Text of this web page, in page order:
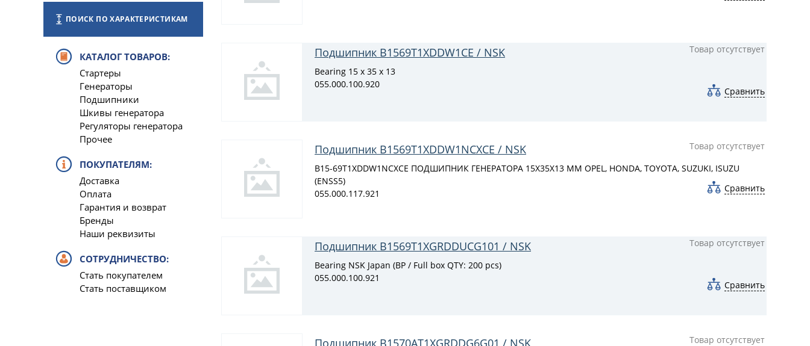
ПОИСК ПО ХАРАКТЕРИСТИКАМ
КАТАЛОГ ТОВАРОВ:
Стартеры
Генераторы
Подшипники
Шкивы генератора
Регуляторы генератора
Прочее
ПОКУПАТЕЛЯМ:
Доставка
Оплата
Гарантия и возврат
Бренды
Наши реквизиты
СОТРУДНИЧЕСТВО:
Стать покупателем
Стать поставщиком
Подшипник B1569T1XDDW1CE / NSK
Товар отсутствует
Bearing 15 x 35 x 13
055.000.100.920
Сравнить
Подшипник B1569T1XDDW1NCXCE / NSK
Товар отсутствует
B15-69T1XDDW1NCXCE ПОДШИПНИК ГЕНЕРАТОРА 15X35X13 MM OPEL, HONDA, TOYOTA, SUZUKI, ISUZU
(ENSS5)
055.000.117.921
Сравнить
Подшипник B1569T1XGRDDUCG101 / NSK
Товар отсутствует
Bearing NSK Japan (BP / Full box QTY: 200 pcs)
055.000.100.921
Сравнить
Подшипник B1570AT1XGRDDG6G01 / NSK
Товар отсутствует